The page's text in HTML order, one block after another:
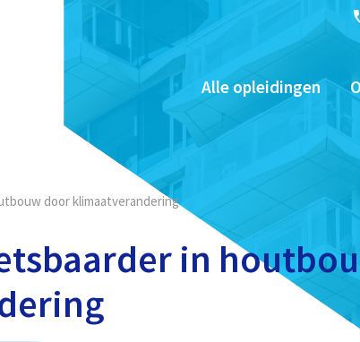
Alle opleidingen
door klimaatverandering
in